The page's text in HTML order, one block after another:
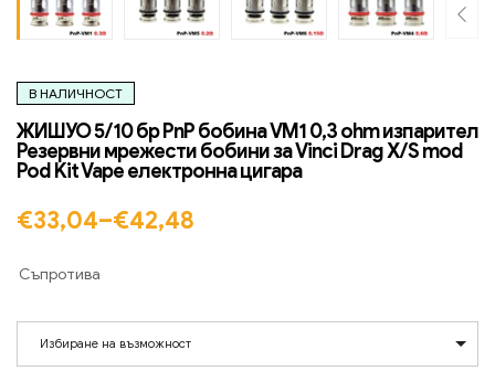
В НАЛИЧНОСТ
ЖИШУО 5/10 бр PnP бобина VM1 0,3 ohm изпарител
Резервни мрежести бобини за Vinci Drag X/S mod
Pod Kit Vape електронна цигара
€33,04–€42,48
Съпротива
Избиране на възможност